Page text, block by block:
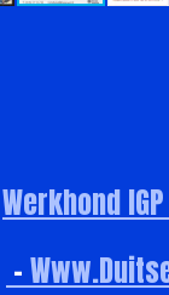
Werkhond IGP
-